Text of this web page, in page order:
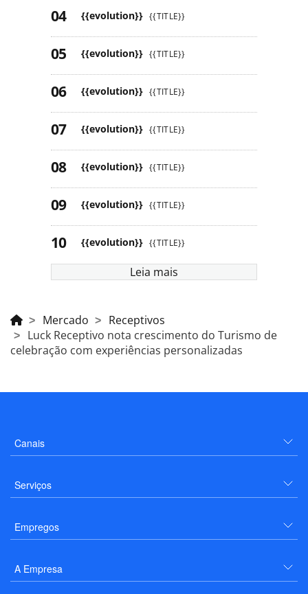
{{evolution}} {{TITLE}}
{{evolution}} {{TITLE}}
{{evolution}} {{TITLE}}
{{evolution}} {{TITLE}}
{{evolution}} {{TITLE}}
{{evolution}} {{TITLE}}
{{evolution}} {{TITLE}}
Leia mais
Mercado
Receptivos
Luck Receptivo nota crescimento do Turismo de
celebração com experiências personalizadas
Canais
Serviços
Empregos
A Empresa